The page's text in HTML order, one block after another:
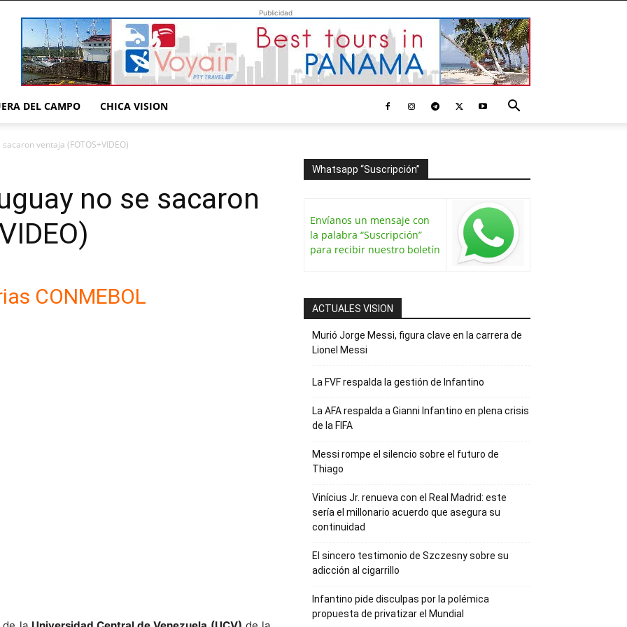
Publicidad
DEL CAMPO CHICA VISION
ventaja (FOTOS+VIDEO)
no se sacaron
CONMEBOL
Whatsapp “Suscripción”
Envíanos un mensaje con
la palabra “Suscripción”
para recibir nuestro boletín
ACTUALES VISION
Murió Jorge Messi, figura clave en la carrera de
Lionel Messi
La FVF respalda la gestión de Infantino
La AFA respalda a Gianni Infantino en plena crisis
de la FIFA
Messi rompe el silencio sobre el futuro de
Thiago
Vinícius Jr. renueva con el Real Madrid: este
sería el millonario acuerdo que asegura su
continuidad
El sincero testimonio de Szczesny sobre su
adicción al cigarrillo
Infantino pide disculpas por la polémica
propuesta de privatizar el Mundial